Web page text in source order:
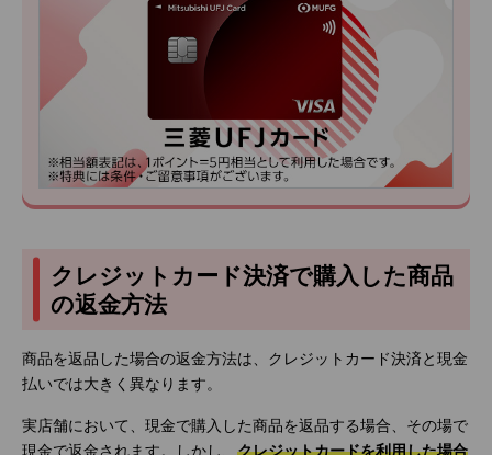
クレジットカード決済で購入した商品
の返金方法
商品を返品した場合の返金方法は、クレジットカード決済と現金
払いでは大きく異なります。
実店舗において、現金で購入した商品を返品する場合、その場で
現金で返金されます。しかし、 クレジットカードを利用した場合